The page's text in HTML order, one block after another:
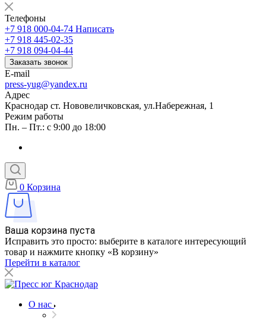
Телефоны
+7 918 000-04-74 Написать
+7 918 445-02-35
+7 918 094-04-44
Заказать звонок
E-mail
press-yug@yandex.ru
Адрес
Краснодар ст. Нововеличковская, ул.Набережная, 1
Режим работы
Пн. – Пт.: с 9:00 до 18:00
0 Корзина
Ваша корзина пуста
Исправить это просто: выберите в каталоге интересующий
товар и нажмите кнопку «В корзину»
Перейти в каталог
О нас